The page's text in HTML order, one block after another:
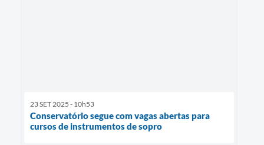
23 SET 2025 - 10h53
Conservatório segue com vagas abertas para
cursos de instrumentos de sopro